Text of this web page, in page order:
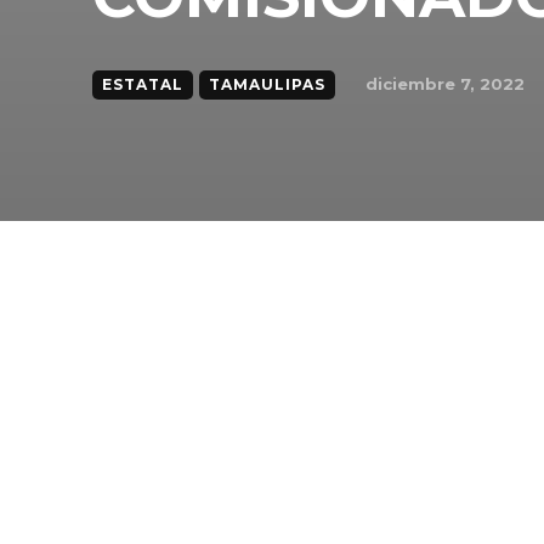
ESTATAL TAMAULIPAS diciembre 7, 2022